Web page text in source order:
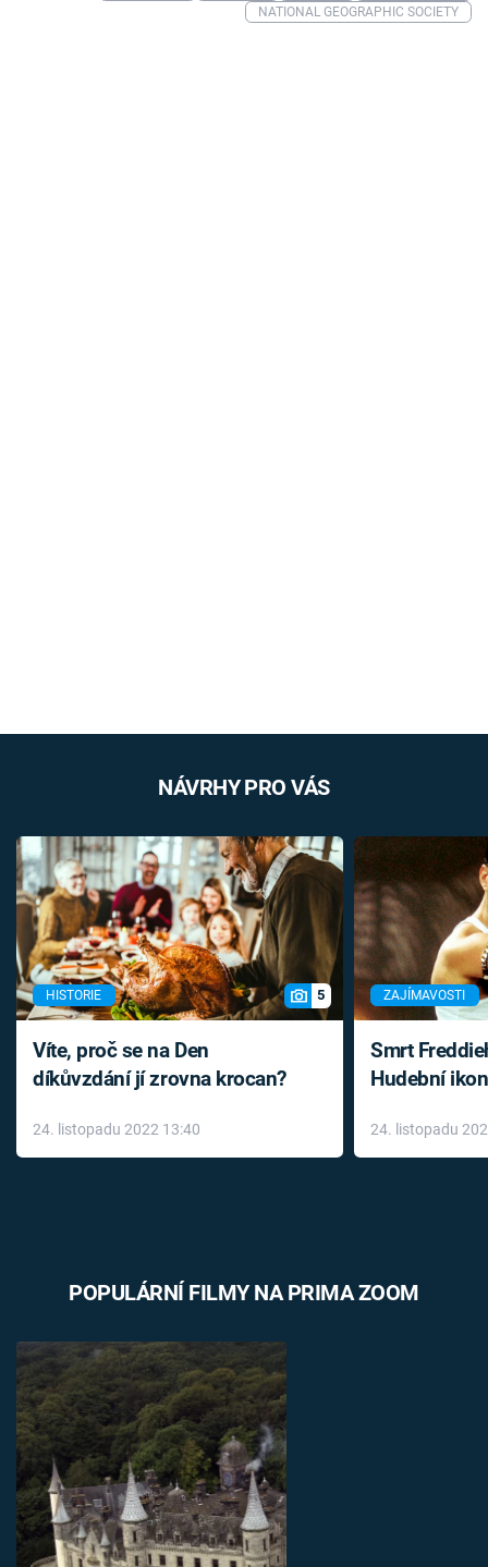
NATIONAL GEOGRAPHIC SOCIETY
NÁVRHY PRO VÁS
HISTORIE 5
Víte, proč se na Den
díkůvzdání jí zrovna krocan?
24. listopadu 2022 13:40
ZAJÍMAVOSTI
Smrt
Hudební
léky
24. listopadu
POPULÁRNÍ FILMY NA PRIMA ZOOM